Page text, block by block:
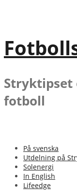
Stryktipset
fotboll
På svenska
Utdelning på
Solenergi
In English
Lifeedge